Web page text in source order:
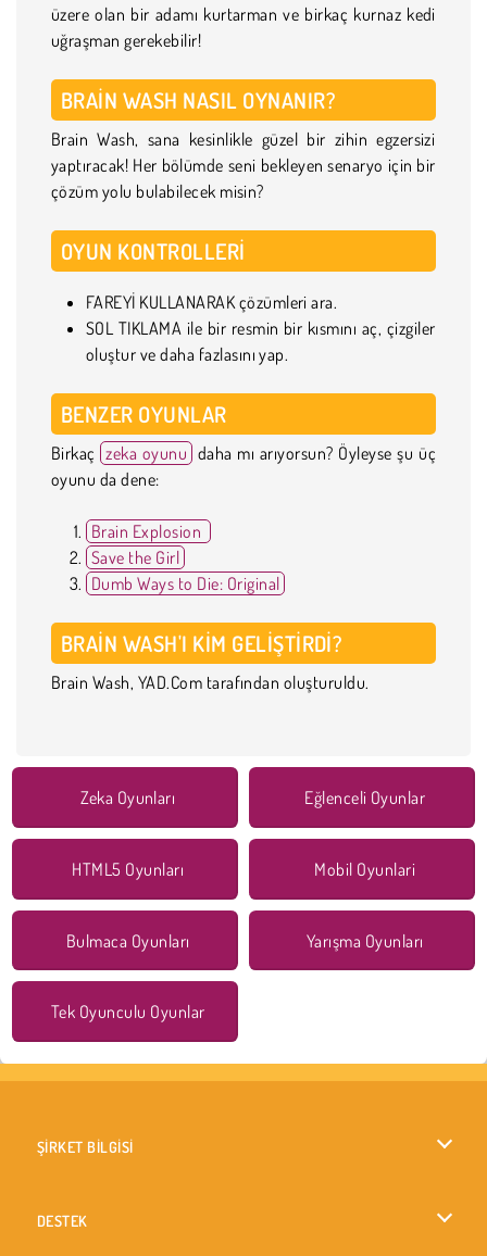
üzere olan bir adamı kurtarman ve birkaç kurnaz kedi
uğraşman gerekebilir!
BRAIN WASH NASIL OYNANIR?
Brain Wash, sana kesinlikle güzel bir zihin egzersizi
yaptıracak! Her bölümde seni bekleyen senaryo için bir
çözüm yolu bulabilecek misin?
OYUN KONTROLLERI
FAREYİ KULLANARAK çözümleri ara.
SOL TIKLAMA ile bir resmin bir kısmını aç, çizgiler
oluştur ve daha fazlasını yap.
BENZER OYUNLAR
Birkaç zeka oyunu daha mı arıyorsun? Öyleyse şu üç
oyunu da dene:
Brain Explosion
Save the Girl
Dumb Ways to Die: Original
BRAIN WASH'I KIM GELIŞTIRDI?
Brain Wash, YAD.Com tarafından oluşturuldu.
Zeka Oyunları Eğlenceli Oyunlar
HTML5 Oyunları Mobil Oyunlari
Bulmaca Oyunları Yarışma Oyunları
Tek Oyunculu Oyunlar
ŞİRKET BİLGİSİ
DESTEK